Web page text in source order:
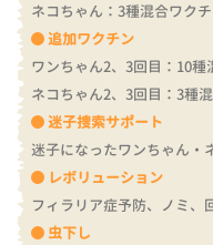
ネコちゃん：3種混合ワク
追加ワクチン
ワンちゃん2、3回目：10種
ネコちゃん2、3回目：3種
迷子捜索サポート
迷子になったワンちゃん・
レボリューション
フィラリア症予防、ノミ、
虫下し